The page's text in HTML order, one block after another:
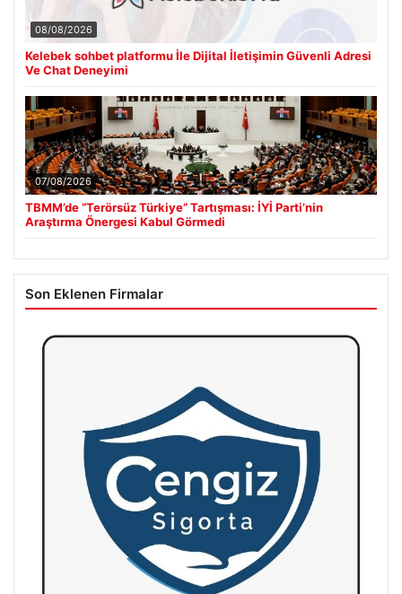
08/08/2026
Kelebek sohbet platformu İle Dijital İletişimin Güvenli Adresi
Ve Chat Deneyimi
07/08/2026
TBMM’de “Terörsüz Türkiye” Tartışması: İYİ Parti’nin
Araştırma Önergesi Kabul Görmedi
Son Eklenen Firmalar